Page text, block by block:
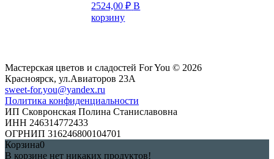
2524,00₽ В
корзину
Мастерская цветов и сладостей For You © 2026
Красноярск, ул.Авиаторов 23А
sweet-for.you@yandex.ru
Политика конфиденциальности
ИП Сковронская Полина Станиславовна
ИНН 246314772433
ОГРНИП 316246800104701
Корзина0
В корзине нет никаких продуктов!